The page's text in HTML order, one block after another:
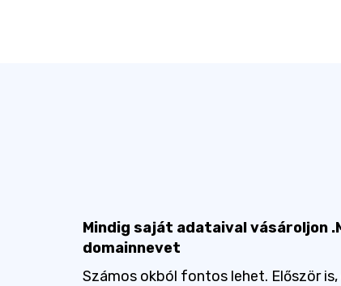
Mindig saját adataival vásároljon
domainnevet
Számos okból fontos lehet. Először is,